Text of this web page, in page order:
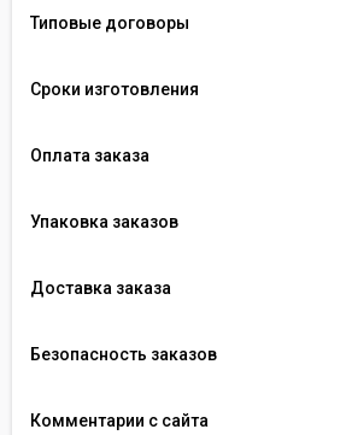
Типовые договоры
Сроки изготовления
Оплата заказа
Упаковка заказов
Доставка заказа
Безопасность заказов
Комментарии с сайта